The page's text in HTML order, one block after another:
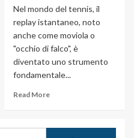
Nel mondo del tennis, il
replay istantaneo, noto
anche come moviola o
"occhio di falco", è
diventato uno strumento
fondamentale...
Read More